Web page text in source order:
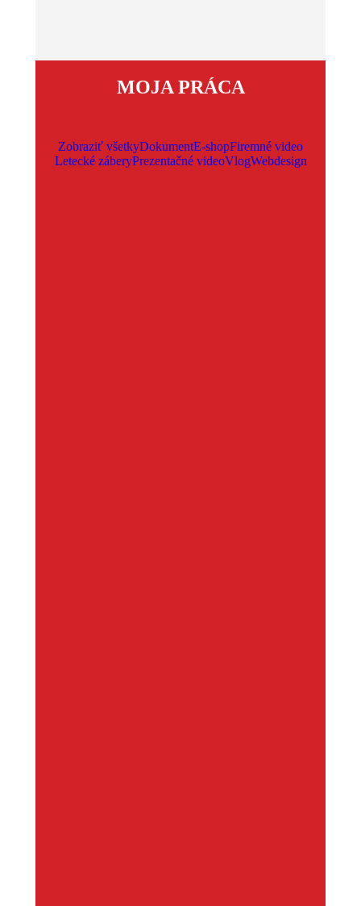
MOJA PRÁCA
Zobraziť všetkyDokumentE-shopFiremné video
Letecké záberyPrezentačné videoVlogWebdesign